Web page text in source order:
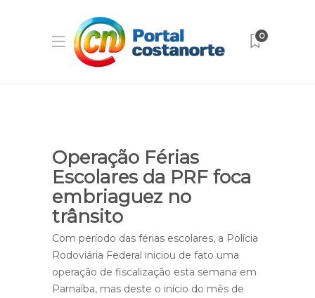
0
Operação Férias
Escolares da PRF foca
embriaguez no
trânsito
Com período das férias escolares, a Polícia
Rodoviária Federal iniciou de fato uma
operação de fiscalização esta semana em
Parnaíba, mas deste o início do mês de